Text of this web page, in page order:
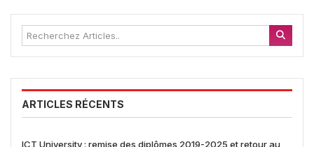
ARTICLES RÉCENTS
ICT University : remise des diplômes 2019-2025 et retour au